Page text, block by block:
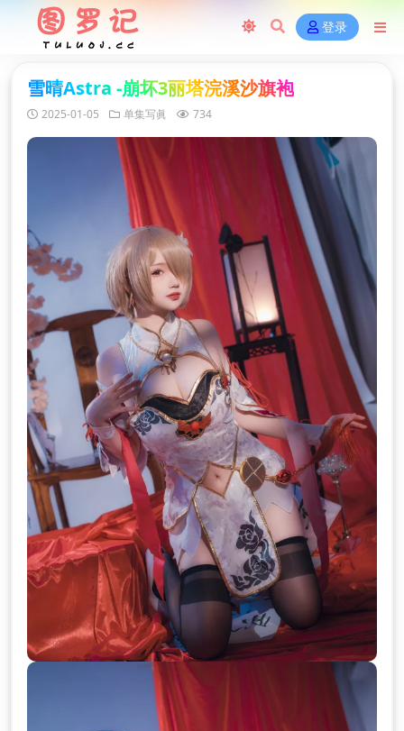
登录
雪晴Astra -崩坏3丽塔浣溪沙旗袍
2025-01-05 单集写眞 734